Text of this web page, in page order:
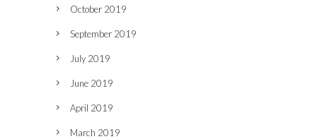
October 2019
September 2019
July 2019
June 2019
April 2019
March 2019